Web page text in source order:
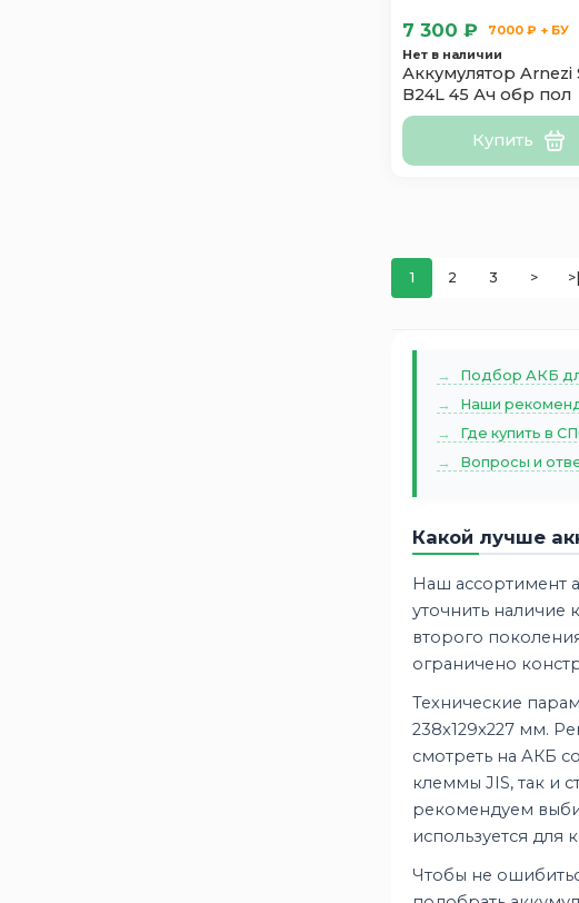
7 300 ₽
7000 ₽ + БУ
Нет в наличии
Аккумулятор Arnezi
B24L 45 Ач обр пол
Купить
1 2 3 > >|
Подбор АКБ
Наши
Где купить в
Вопросы и
Какой лучше
Наш ассортимент
уточнить наличие
второго
ограничено
Технические
238x129x227 мм.
смотреть на АКБ
клеммы JIS, так и
рекомендуем
используется для
Чтобы не